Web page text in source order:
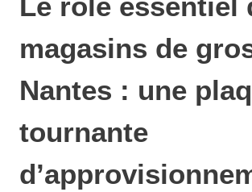
magasins de
Nantes : une
tournante